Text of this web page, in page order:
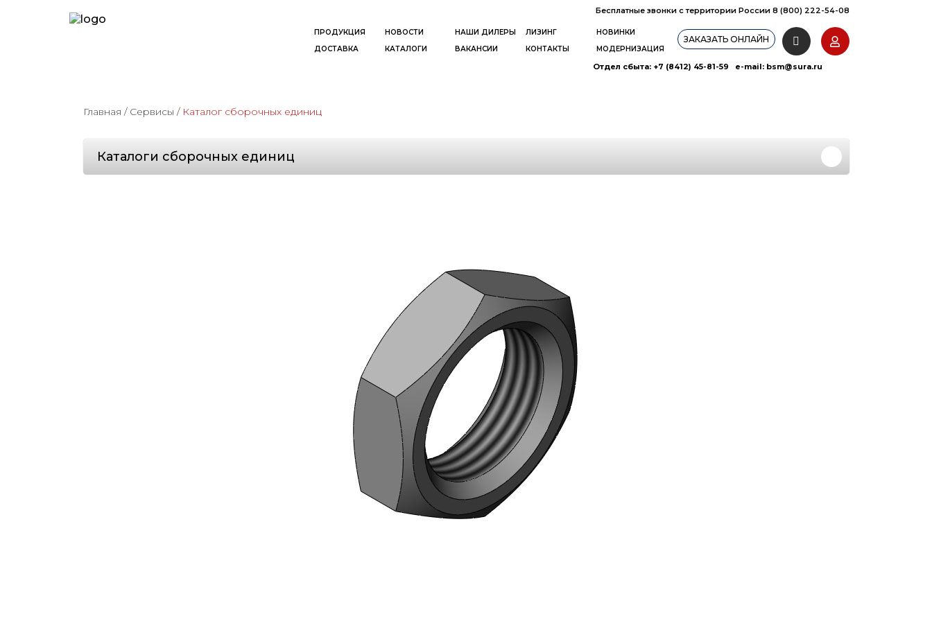
Бесплатные звонки с территории России 8 (800) 222-54-08
ПРОДУКЦИЯ НОВОСТИ НАШИ ДИЛЕРЫ ЛИЗИНГ
НОВИНКИ
ДОСТАВКА
КАТАЛОГИ ВАКАНСИИ КОНТАКТЫ МОДЕРНИЗАЦИЯ
ЗАКАЗАТЬ ОНЛАЙН
Отдел сбыта: +7 (8412) 45-81-59 e-mail: bsm@sura.ru
Главная / Сервисы / Каталог сборочных единиц
Каталоги сборочных единиц